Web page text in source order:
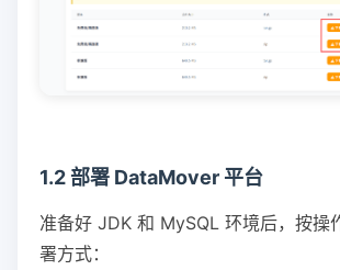
1.2 部署 DataMover 平台
准备好 JDK 和 MySQL 环境后，按操
署方式：